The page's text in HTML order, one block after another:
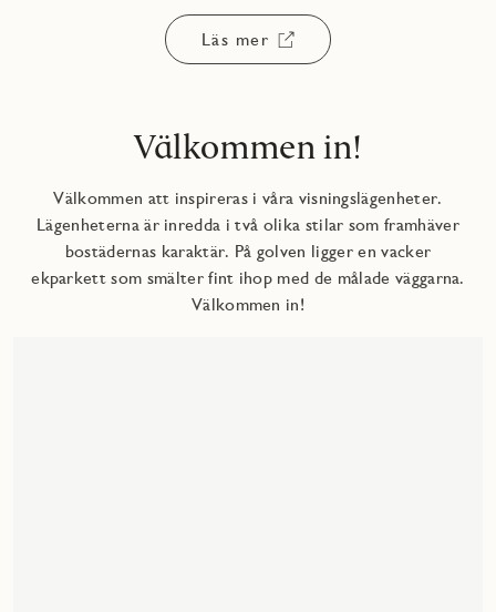
Läs mer
Välkommen in!
Välkommen att inspireras i våra visningslägenheter.
Lägenheterna är inredda i två olika stilar som framhäver
bostädernas karaktär. På golven ligger en vacker
ekparkett som smälter fint ihop med de målade väggarna.
Välkommen in!